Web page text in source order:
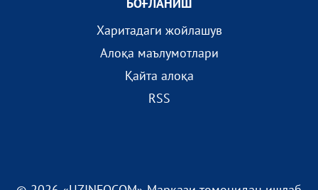
Харитадаги жойлашув
Алоқа маълумотлари
Қайта алоқа
RSS